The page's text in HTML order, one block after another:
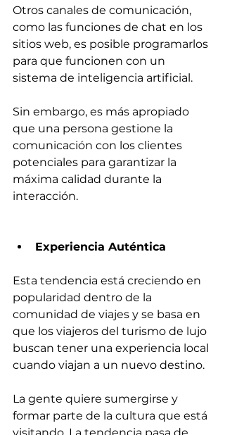
Otros canales de comunicación,
como las funciones de chat en los
sitios web, es posible programarlos
para que funcionen con un
sistema de inteligencia artificial.
Sin embargo, es más apropiado
que una persona gestione la
comunicación con los clientes
potenciales para garantizar la
máxima calidad durante la
interacción.
Experiencia Auténtica
Esta tendencia está creciendo en
popularidad dentro de la
comunidad de viajes y se basa en
que los viajeros del turismo de lujo
buscan tener una experiencia local
cuando viajan a un nuevo destino.
La gente quiere sumergirse y
formar parte de la cultura que está